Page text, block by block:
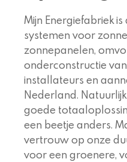
Mijn Energiefabriek
systemen voor
zonnepanelen,
onderconstructie
installateurs en
Nederland.
goede
een beetje anders.
vertrouw op onze
voor een groenere,